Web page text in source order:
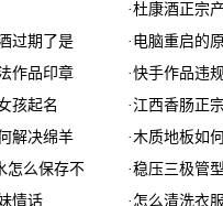
·杜康酒正宗
过期了是 · 电脑重启的
作品印章 ·快手作品违
孩起名 ·江西香肠正
解决绵羊 ·木质地板如
怎么保存不 ·稳压三极管
情话 · 怎么清洗衣